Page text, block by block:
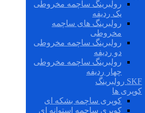
رولبرینگ ساچمه مخروطی
یک ردیفه
رولبرینگ های ساچمه
مخروطی
رولبرینگ ساچمه مخروطی
دو ردیفه
رولبرینگ ساچمه مخروطی
چهار ردیفه
SKF رولبرینگ
کوپری ها
کوپری ساچمه بشکه ای
کوپری ساچمه استوانه ای